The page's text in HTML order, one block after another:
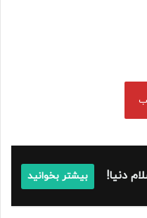
دنیا! بیشتر بخوانید